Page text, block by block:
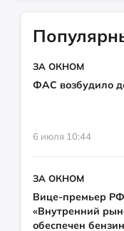
ЗА ОКНОМ
ФАС возбудило
6 июля 10:44
ЗА ОКНОМ
Вице-премьер
«Внутренний
обеспечен